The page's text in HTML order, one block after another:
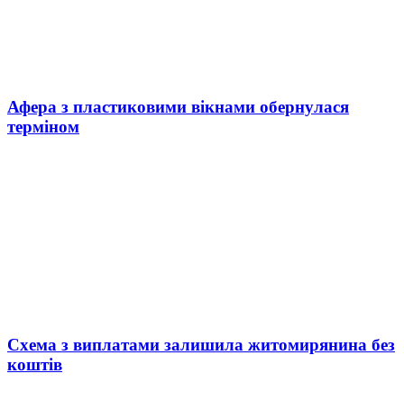
Афера з пластиковими вікнами обернулася
терміном
Схема з виплатами залишила житомирянина без
коштів